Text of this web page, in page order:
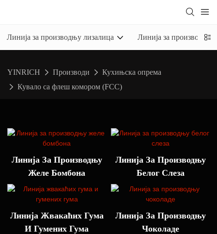
Линија за производњу лизалица Линија за производњу
YINRICH Производи
Кухињска опрема
Кувало са флеш комором (FCC)
Линија За Производњу
Желе Бомбона
Линија За Производњу
Белог Слеза
Линија Жвакаћих Гума
И Гумених Гума
Линија За Производњу
Чоколаде